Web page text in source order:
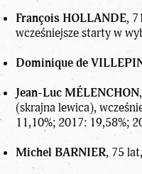
François HOLLANDE,
wcześniejsze starty w
Dominique de
Jean-Luc MÉLENCHON
(skrajna lewica),
11,10%; 2017: 19,58%;
Michel BARNIER, 75